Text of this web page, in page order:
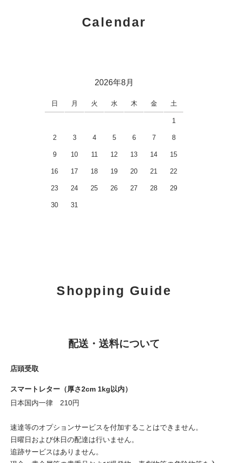
Calendar
2026年8月
日 月 火 水 木 金 土
1
2 3 4 5 6 7 8
9 10 11 12 13 14 15
16 17 18 19 20 21 22
23 24 25 26 27 28 29
30 31
Shopping Guide
配送・送料について
店頭受取
スマートレター（厚さ2cm 1kg以内）
日本国内一律 210円
速達等のオプションサービスを付加することはできません。
日曜日および休日の配達は行いません。
追跡サービスはありません。